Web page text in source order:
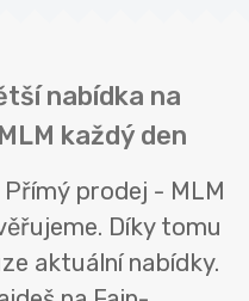
nabídka na
každý den
prodej - MLM
Díky tomu
aktuální nabídky.